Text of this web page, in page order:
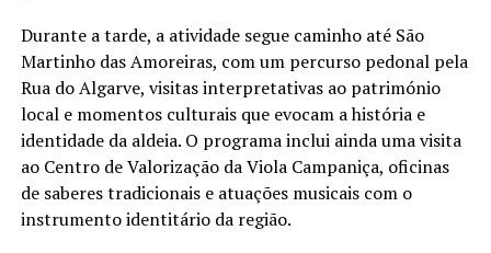
Durante a tarde, a atividade segue caminho até São
Martinho das Amoreiras, com um percurso pedonal pela
Rua do Algarve, visitas interpretativas ao património
local e momentos culturais que evocam a história e
identidade da aldeia. O programa inclui ainda uma visita
ao Centro de Valorização da Viola Campaniça, oficinas
de saberes tradicionais e atuações musicais com o
instrumento identitário da região.